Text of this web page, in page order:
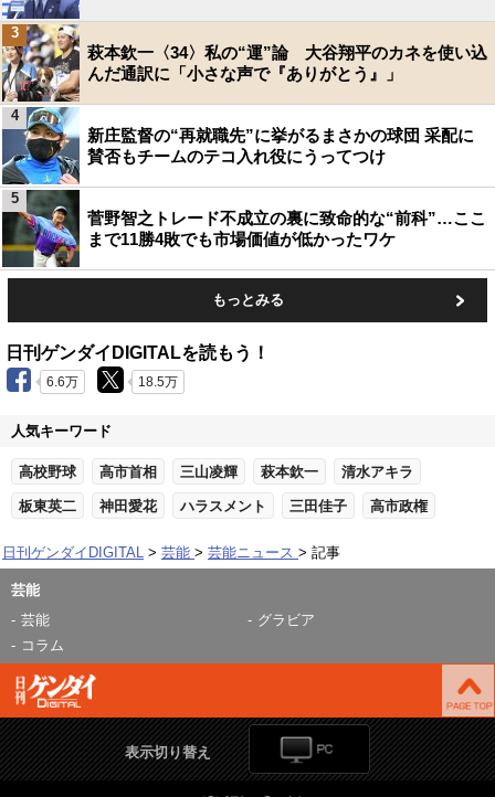
萩本欽一〈34〉私の“運”論 大谷翔平のカネを使い込
んだ通訳に「小さな声で『ありがとう』」
3
新庄監督の“再就職先”に挙がるまさかの球団 采配に
賛否もチームのテコ入れ役にうってつけ
4
菅野智之トレード不成立の裏に致命的な“前科”…ここ
まで11勝4敗でも市場価値が低かったワケ
5
もっとみる
日刊ゲンダイDIGITALを読もう！
6.6万 18.5万
人気キーワード
高校野球 高市首相 三山凌輝 萩本欽一 清水アキラ
板東英二 神田愛花 ハラスメント 三田佳子 高市政権
日刊ゲンダイDIGITAL 芸能 芸能ニュース 記事
芸能
芸能
グラビア
コラム
表示切り替え